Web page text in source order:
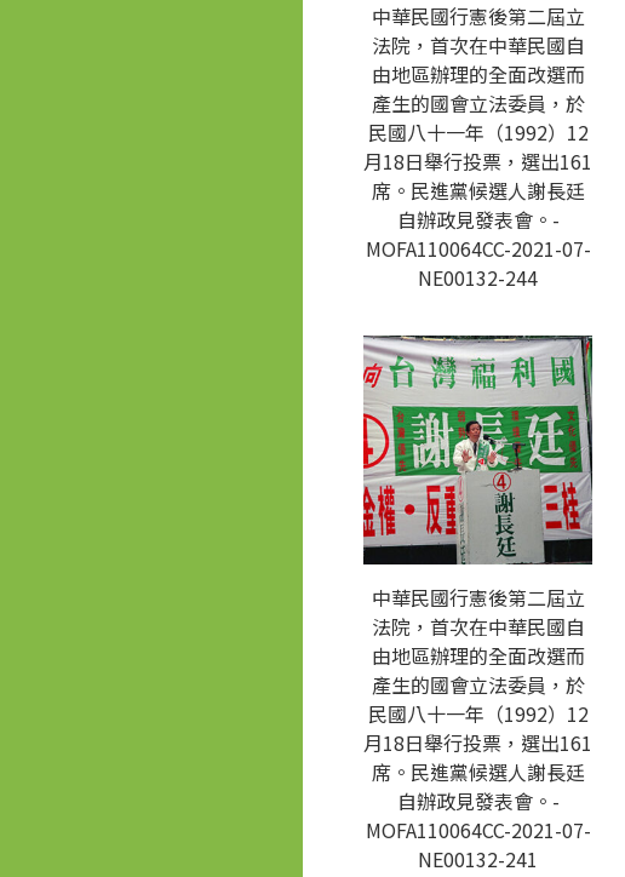
中華民國行憲後第二屆立
法院，首次在中華民國自
由地區辦理的全面改選而
產生的國會立法委員，於
民國八十一年（1992）12
月18日舉行投票，選出161
席。民進黨候選人謝長廷
自辦政見發表會。-
MOFA110064CC-2021-07-
NE00132-244
中華民國行憲後第二屆立
法院，首次在中華民國自
由地區辦理的全面改選而
產生的國會立法委員，於
民國八十一年（1992）12
月18日舉行投票，選出161
席。民進黨候選人謝長廷
自辦政見發表會。-
MOFA110064CC-2021-07-
NE00132-241